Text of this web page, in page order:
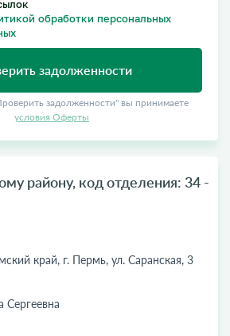
обработки персональных
задолженности
задолженности" вы принимаете
условия Оферты
району, код отделения: 34 -
край, г. Пермь, ул. Саранская, 3
Сергеевна